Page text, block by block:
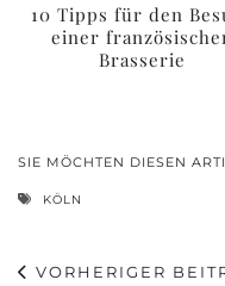
10 Tipps für den
einer
Brasserie
SIE MÖCHTEN DIESEN
KÖLN
VORHERIGER